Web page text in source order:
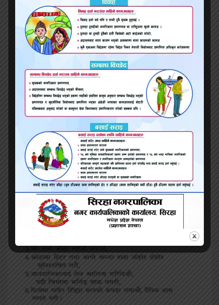
बोदेबरसाईन रमाइलो मेला जिल्ला प्रशासन द्वारा बन्द
धनगढीमाई नगरपालिकालाई माओवादी केन्द्रले बुझाए
पाँच बुँदे ध्यानाकर्षण पत्र
नेकपा एमाले मधेस प्रदेश कमिटिमा मा.विना देवी साह
सदस्य सर्वसहम निर्वाचित